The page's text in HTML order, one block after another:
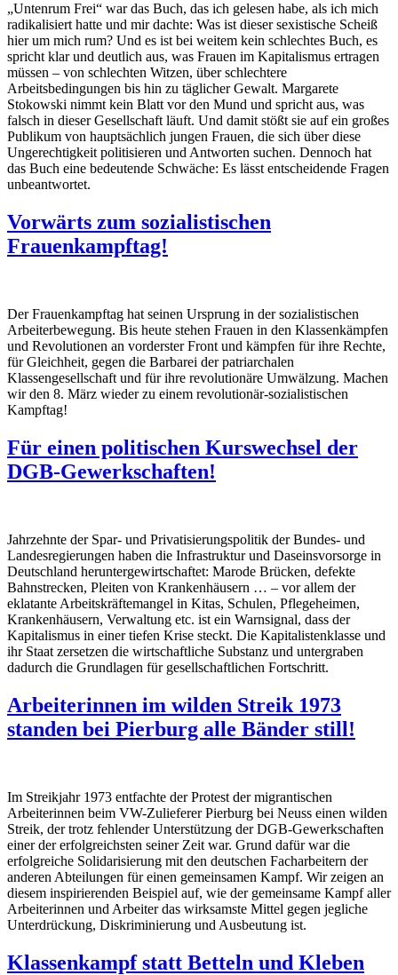
„Untenrum Frei“ war das Buch, das ich gelesen habe, als ich mich
radikalisiert hatte und mir dachte: Was ist dieser sexistische Scheiß
hier um mich rum? Und es ist bei weitem kein schlechtes Buch, es
spricht klar und deutlich aus, was Frauen im Kapitalismus ertragen
müssen – von schlechten Witzen, über schlechtere
Arbeitsbedingungen bis hin zu täglicher Gewalt. Margarete
Stokowski nimmt kein Blatt vor den Mund und spricht aus, was
falsch in dieser Gesellschaft läuft. Und damit stößt sie auf ein großes
Publikum von hauptsächlich jungen Frauen, die sich über diese
Ungerechtigkeit politisieren und Antworten suchen. Dennoch hat
das Buch eine bedeutende Schwäche: Es lässt entscheidende Fragen
unbeantwortet.
Vorwärts zum sozialistischen
Frauenkampftag!
Der Frauenkampftag hat seinen Ursprung in der sozialistischen
Arbeiterbewegung. Bis heute stehen Frauen in den Klassenkämpfen
und Revolutionen an vorderster Front und kämpfen für ihre Rechte,
für Gleichheit, gegen die Barbarei der patriarchalen
Klassengesellschaft und für ihre revolutionäre Umwälzung. Machen
wir den 8. März wieder zu einem revolutionär-sozialistischen
Kampftag!
Für einen politischen Kurswechsel der
DGB-Gewerkschaften!
Jahrzehnte der Spar- und Privatisierungspolitik der Bundes- und
Landesregierungen haben die Infrastruktur und Daseinsvorsorge in
Deutschland heruntergewirtschaftet: Marode Brücken, defekte
Bahnstrecken, Pleiten von Krankenhäusern … – vor allem der
eklatante Arbeitskräftemangel in Kitas, Schulen, Pflegeheimen,
Krankenhäusern, Verwaltung etc. ist ein Warnsignal, dass der
Kapitalismus in einer tiefen Krise steckt. Die Kapitalistenklasse und
ihr Staat zersetzen die wirtschaftliche Substanz und untergraben
dadurch die Grundlagen für gesellschaftlichen Fortschritt.
Arbeiterinnen im wilden Streik 1973
standen bei Pierburg alle Bänder still!
Im Streikjahr 1973 entfachte der Protest der migrantischen
Arbeiterinnen beim VW-Zulieferer Pierburg bei Neuss einen wilden
Streik, der trotz fehlender Unterstützung der DGB-Gewerkschaften
einer der erfolgreichsten seiner Zeit war. Grund dafür war die
erfolgreiche Solidarisierung mit den deutschen Facharbeitern der
anderen Abteilungen für einen gemeinsamen Kampf. Wir zeigen an
diesem inspirierenden Beispiel auf, wie der gemeinsame Kampf aller
Arbeiterinnen und Arbeiter das wirksamste Mittel gegen jegliche
Unterdrückung, Diskriminierung und Ausbeutung ist.
Klassenkampf statt Betteln und Kleben